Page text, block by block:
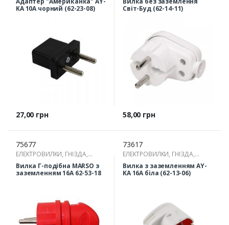
KA 10А чорний (62-23-08)
Ціна
27,00 грн
Світ-Буд (62-14-11)
Ціна
58,00 грн
75677
ЕЛЕКТРОВИЛКИ, ГНІЗДА,
РОЗГАЛУЖУВАЧІ
Вилка Г-подібна MARSO з
заземленням 16А 62-53-18
73617
ЕЛЕКТРОВИЛКИ, ГНІЗДА,
РОЗГАЛУЖУВАЧІ
Вилка з заземленням AY-
KA 16А біла (62-13-06)